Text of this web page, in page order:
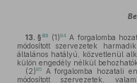
13. § 83 (1)84A forgalomba
módosított szervezetek
általános hatályú, közvetlenül
külön engedély nélkül behozhatók.
(2)85
A forgalomba hozatali
módosított szervezetek,